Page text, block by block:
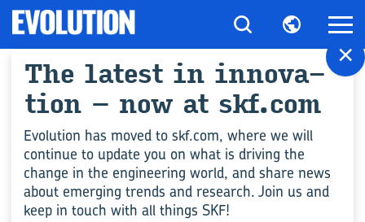
ARCHIVE
×
The la­te­st in in­no­va­
tion – now at skf.com
Evolution has moved to skf.com, where we will
continue to update you on what is driving the
change in the engineering world, and share news
about emerging trends and research. Join us and
keep in touch with all things SKF!